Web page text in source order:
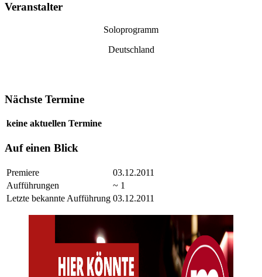
Veranstalter
Soloprogramm
Deutschland
Nächste Termine
keine aktuellen Termine
Auf einen Blick
Premiere
03.12.2011
Aufführungen
~ 1
Letzte bekannte Aufführung 03.12.2011